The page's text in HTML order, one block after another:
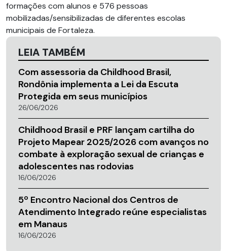
formações com alunos e 576 pessoas
mobilizadas/sensibilizadas de diferentes escolas
municipais de Fortaleza.
LEIA TAMBÉM
Com assessoria da Childhood Brasil,
Rondônia implementa a Lei da Escuta
Protegida em seus municípios
26/06/2026
Childhood Brasil e PRF lançam cartilha do
Projeto Mapear 2025/2026 com avanços no
combate à exploração sexual de crianças e
adolescentes nas rodovias
16/06/2026
5º Encontro Nacional dos Centros de
Atendimento Integrado reúne especialistas
em Manaus
16/06/2026